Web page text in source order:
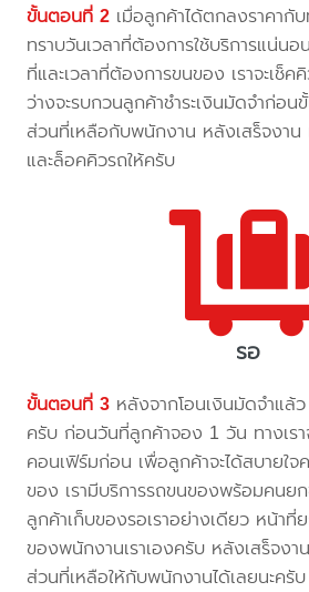
ขั้นตอนที่ 2 เมื่อลูกค้าได้ตกลงราคากับ
ทราบวันเวลาที่ต้องการใช้บริการแน่น
ที่และเวลาที่ต้องการขนของ เราจะเช็
ว่างจะรบกวนลูกค้าชำระเงินมัดจำก่อ
ส่วนที่เหลือกับพนักงาน หลังเสร็จงาน
และล็อคคิวรถให้ครับ
รอ
ขั้นตอนที่ 3 หลังจากโอนเงินมัดจำแล้
ครับ ก่อนวันที่ลูกค้าจอง 1 วัน ทางเรา
คอนเฟิร์มก่อน เพื่อลูกค้าจะได้สบายใ
ของ เรามีบริการรถขนของพร้อมคน
ลูกค้าเก็บของรอเราอย่างเดียว หน้าที่
ของพนักงานเราเองครับ หลังเสร็จงา
ส่วนที่เหลือให้กับพนักงานได้เลยนะครับ